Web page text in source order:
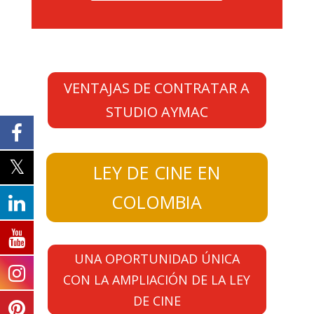
VENTAJAS DE CONTRATAR A
STUDIO AYMAC
LEY DE CINE EN
COLOMBIA
UNA OPORTUNIDAD ÚNICA
CON LA AMPLIACIÓN DE LA LEY
DE CINE